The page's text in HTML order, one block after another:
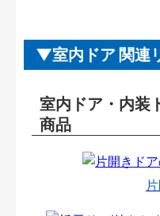
室内ドア 関連
室内ドア・内装
商品